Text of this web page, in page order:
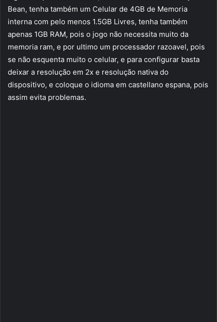
Bean, tenha também um Celular de 4GB de Memoria
interna com pelo menos 1.5GB Livres, tenha também
apenas 1GB RAM, pois o jogo não necessita muito da
memoria ram, e por ultimo um processador razoavel, pois
se não esquenta muito o celular, e para configurar basta
deixar a resolução em 2x e resolução nativa do
dispositivo, e coloque o idioma em castellano espana, pois
assim evita problemas.